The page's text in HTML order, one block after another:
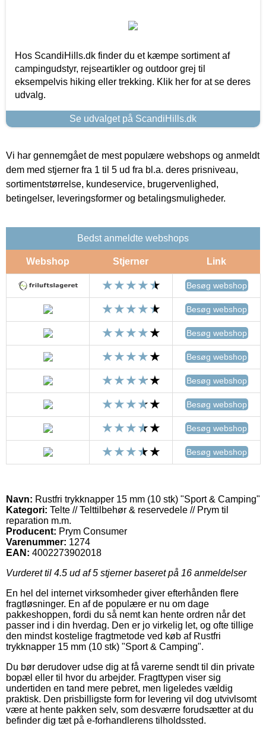
Hos ScandiHills.dk finder du et kæmpe sortiment af
campingudstyr, rejseartikler og outdoor grej til
eksempelvis hiking eller trekking. Klik her for at se deres
udvalg.
Se udvalget på ScandiHills.dk
Vi har gennemgået de mest populære webshops og anmeldt
dem med stjerner fra 1 til 5 ud fra bl.a. deres prisniveau,
sortimentstørrelse, kundeservice, brugervenlighed,
betingelser, leveringsformer og betalingsmuligheder.
Bedst anmeldte webshops
Webshop Stjerner Link
Besøg webshop
Besøg webshop
Besøg webshop
Besøg webshop
Besøg webshop
Besøg webshop
Besøg webshop
Besøg webshop
Navn: Rustfri trykknapper 15 mm (10 stk) "Sport & Camping"
Kategori: Telte // Telttilbehør & reservedele // Prym til
reparation m.m.
Producent: Prym Consumer
Varenummer: 1274
EAN: 4002273902018
Vurderet til 4.5 ud af 5 stjerner baseret på 16 anmeldelser
En hel del internet virksomheder giver efterhånden flere
fragtløsninger. En af de populære er nu om dage
pakkeshoppen, fordi du så nemt kan hente ordren når det
passer ind i din hverdag. Den er jo virkelig let, og ofte tillige
den mindst kostelige fragtmetode ved køb af Rustfri
trykknapper 15 mm (10 stk) "Sport & Camping".
Du bør derudover udse dig at få varerne sendt til din private
bopæl eller til hvor du arbejder. Fragttypen viser sig
undertiden en tand mere pebret, men ligeledes vældig
praktisk. Den prisbilligste form for levering vil dog utvivlsomt
være at hente pakken selv, som desværre forudsætter at du
befinder dig tæt på e-forhandlerens tilholdssted.